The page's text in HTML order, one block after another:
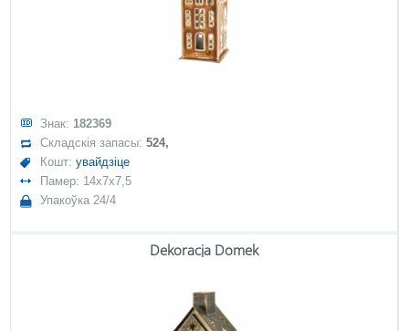
Знак: 182369
Складскія запасы:524,
Кошт:увайдзіце
Памер: 14x7x7,5
Упакоўка 24/4
Dekoracja Domek